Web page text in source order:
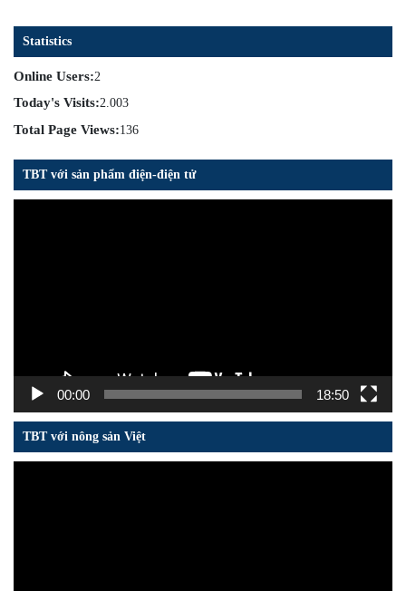
Statistics
Online Users:2
Today's Visits:2.003
Total Page Views:136
TBT với sản phẩm điện-điện tử
00:00 18:50
TBT với nông sản Việt